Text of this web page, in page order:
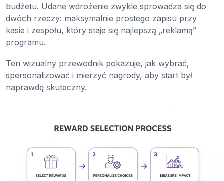
budżetu. Udane wdrożenie zwykle sprowadza się do
dwóch rzeczy: maksymalnie prostego zapisu przy
kasie i zespołu, który staje się najlepszą „reklamą”
programu.
Ten wizualny przewodnik pokazuje, jak wybrać,
spersonalizować i mierzyć nagrody, aby start był
naprawdę skuteczny.